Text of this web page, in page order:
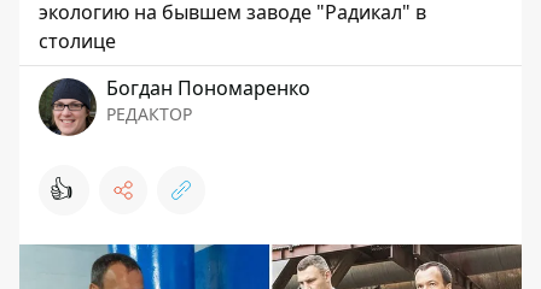
экологию на бывшем заводе "Радикал" в
столице
Богдан Пономаренко
РЕДАКТОР
👍